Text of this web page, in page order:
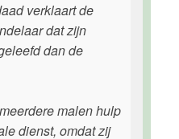
verklaart de
dat zijn
dan de
malen hulp
dienst, omdat zij